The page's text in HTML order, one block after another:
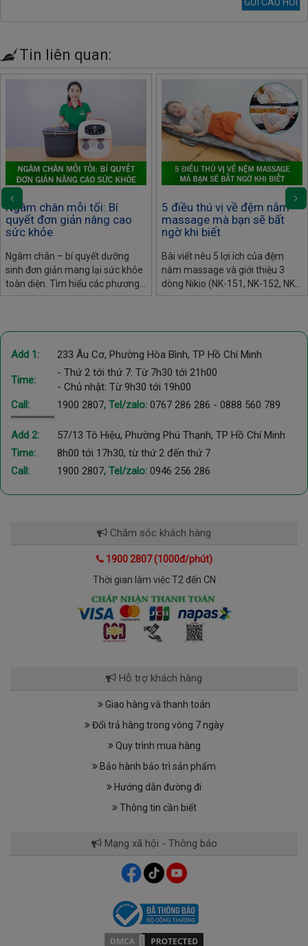
Tin liên quan:
Ngâm chân mỗi tối: Bí
quyết đơn giản nâng cao
sức khỏe
Ngâm chân – bí quyết dưỡng
sinh đơn giản mang lại sức khỏe
toàn diện. Tìm hiểu các phương
pháp ngâm chân tại nhà và lựa
5 điều thú vị về đệm nằm
massage mà bạn sẽ bất
ngờ khi biết
Bài viết nêu 5 lợi ích của đệm
nằm massage và giới thiệu 3
dòng Nikio (NK-151, NK-152, NK-
153) giúp thư giãn, giảm đau
Add 1: 233 Âu Cơ, Phường Hòa Bình, TP Hồ Chí Minh
Time:
- Thứ 2 tới thứ 7: Từ 7h30 tới 21h00
- Chủ nhật: Từ 9h30 tới 19h00
Call:
1900 2807, Tel/zalo: 0767 286 286 - 0888 560 789
Add 2:
57/13 Tô Hiệu, Phường Phú Thạnh, TP Hồ Chí Minh
Time:
8h00 tới 17h30, từ thứ 2 đến thứ 7
Call:
1900 2807, Tel/zalo: 0946 256 286
Chăm sóc khách hàng
1900 2807 (1000đ/phút)
Thời gian làm việc T2 đến CN
Hỗ trợ khách hàng
Giao hàng và thanh toán
Đổi trả hàng trong vòng 7 ngày
Quy trình mua hàng
Bảo hành bảo trì sản phẩm
Hướng dẫn đường đi
Thông tin cần biết
Mạng xã hội - Thông báo